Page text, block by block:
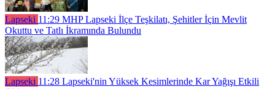
Lapseki 11:29 MHP Lapseki İlçe Teşkilatı, Şehitler İçin Mevlit
Okuttu ve Tatlı İkramında Bulundu
Lapseki 11:28 Lapseki'nin Yüksek Kesimlerinde Kar Yağışı Etkili